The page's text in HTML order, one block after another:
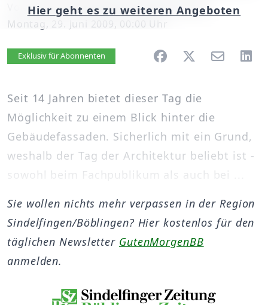
Vonunserer Mitarbeiterin Sybille Schurr
Montag, 29. Juni 2009, 00:00 Uhr
Artikel vorlesen
Exklusiv für Abonnenten
Seit 14 Jahren bietet dieser Tag die
Möglichkeit zu einem Blick hinter die
Gebäudefassaden. Sicherlich mit ein Grund,
weshalb der Tag der Architektur beliebt ist -
sowohl beim Fachpublikum als auch bei ...
Hier geht es zu weiteren Angeboten
Sie wollen nichts mehr verpassen in der Region
Sindelfingen/Böblingen? Hier kostenlos für den
täglichen Newsletter GutenMorgenBB
anmelden.